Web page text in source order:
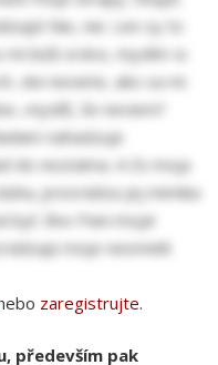
Nie, nie. Len sy to
búši srdce, myslím si.
neviete, ako sa mi
že neviem?
nahadzuje
do neznáma. A čo moja
prezrádza jej mimika
byť. Áno Pani moja!
moje nesmelé
zaregistrujte.
především pak